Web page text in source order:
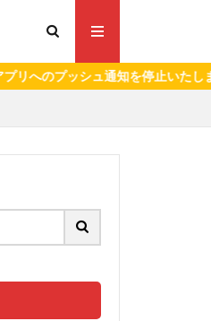
シュ通知を停止いたします。）